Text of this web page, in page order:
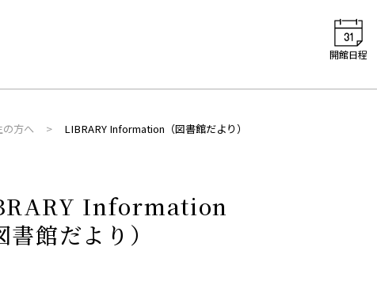
開館日程
の方へ LIBRARY Information（図書館だより）
Information
書館だより）